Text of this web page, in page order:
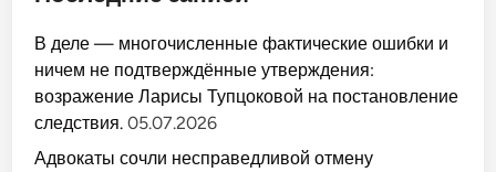
В деле — многочисленные фактические ошибки и
ничем не подтверждённые утверждения:
возражение Ларисы Тупцоковой на постановление
следствия. 05.07.2026
Адвокаты сочли несправедливой отмену